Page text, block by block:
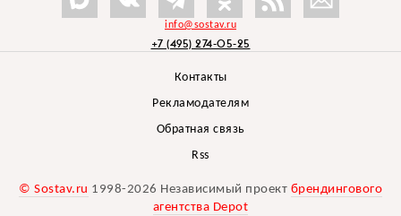
info@sostav.ru
+7 (495) 274-05-25
Контакты
Рекламодателям
Обратная связь
Rss
© Sostav.ru 1998-2026 Независимый проект брендингового
агентства Depot